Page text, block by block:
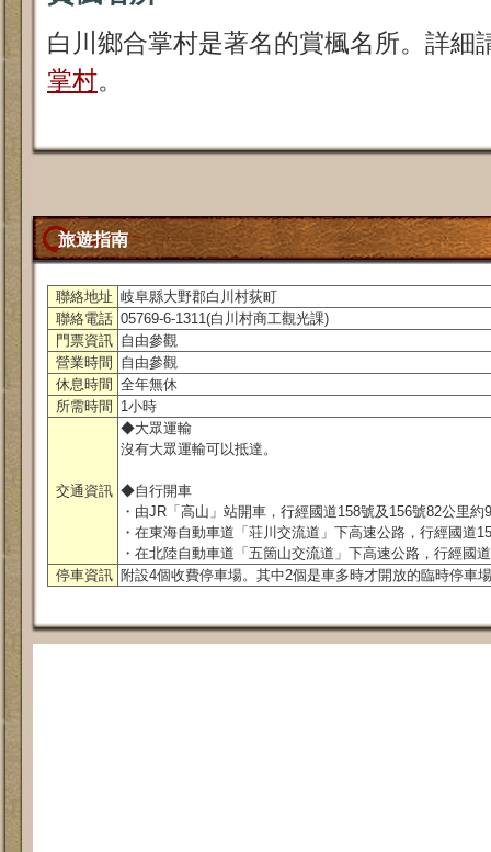
白川鄉合掌村是著名的賞楓名所。詳細
掌村。
旅遊指南
聯絡地址 岐阜縣大野郡白川村荻町
聯絡電話 05769-6-1311(白川村商工觀光課)
門票資訊 自由參觀
營業時間 自由參觀
休息時間 全年無休
所需時間 1小時
交通資訊
◆大眾運輸
沒有大眾運輸可以抵達。
◆自行開車
・由JR「高山」站開車，行經國道158號及156號82公里約
・在東海自動車道「荘川交流道」下高速公路，行經國道
・在北陸自動車道「五箇山交流道」下高速公路，行經國
停車資訊 附設4個收費停車場。其中2個是車多時才開放的臨時停車